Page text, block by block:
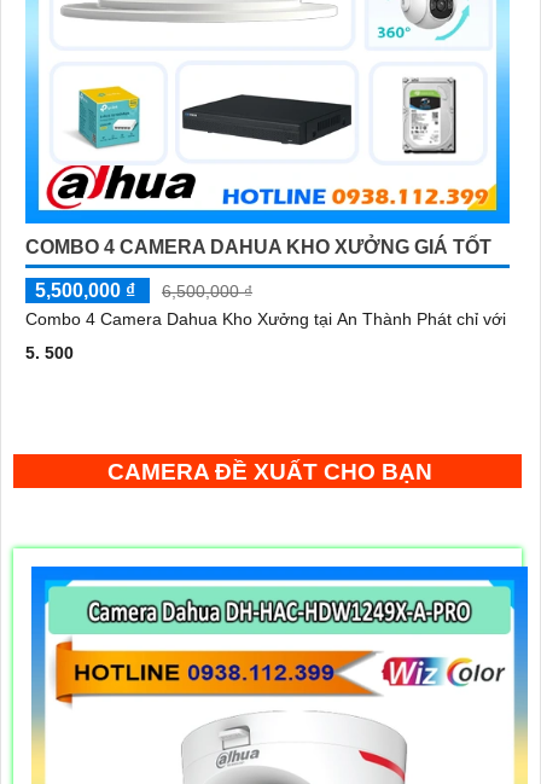
COMBO 4 CAMERA DAHUA KHO XƯỞNG GIÁ TỐT
5,500,000 ₫
6,500,000 ₫
Combo 4 Camera Dahua Kho Xưởng tại An Thành Phát chỉ với
5. 500
CAMERA ĐỀ XUẤT CHO BẠN